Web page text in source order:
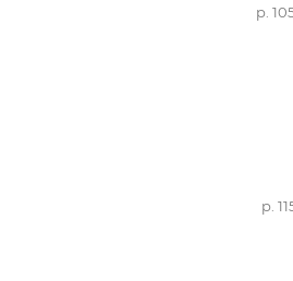
p.
p.